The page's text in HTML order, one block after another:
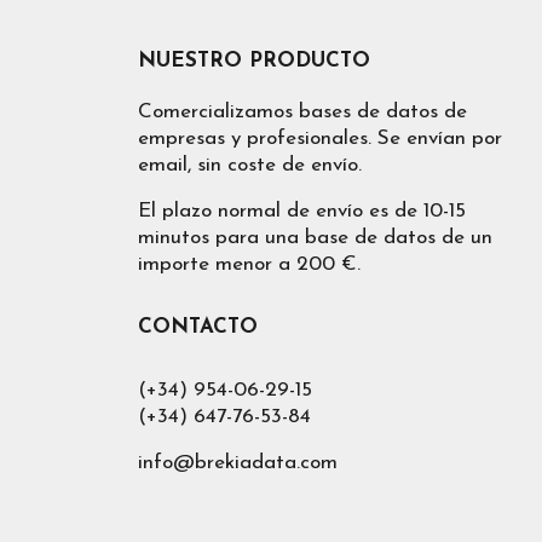
NUESTRO PRODUCTO
Comercializamos bases de datos de
empresas y profesionales. Se envían por
email, sin coste de envío.
El plazo normal de envío es de 10-15
minutos para una base de datos de un
importe menor a 200 €.
CONTACTO
(+34) 954-06-29-15
(+34) 647-76-53-84
info@brekiadata.com